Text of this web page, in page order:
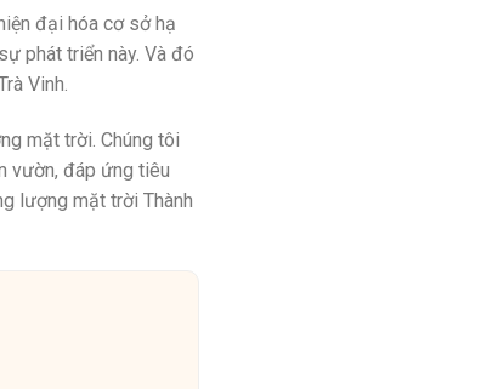
đại hóa cơ sở hạ
phát triển này. Và đó
Vinh.
mặt trời. Chúng tôi
vườn, đáp ứng tiêu
lượng mặt trời Thành